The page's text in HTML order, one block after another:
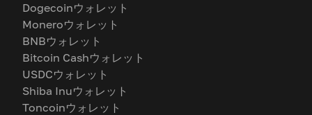
Dogecoinウォレット
Moneroウォレット
BNBウォレット
Bitcoin Cashウォレット
USDCウォレット
Shiba Inuウォレット
Toncoinウォレット